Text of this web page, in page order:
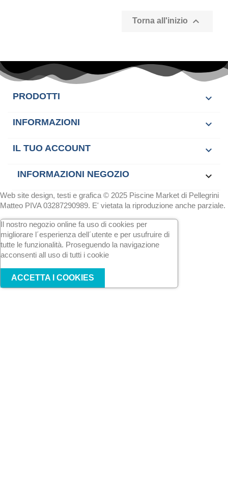
Torna all'inizio 
PRODOTTI 
INFORMAZIONI 
IL TUO ACCOUNT 
INFORMAZIONI NEGOZIO keyboard_arrow_down
Web site design, testi e grafica © 2025 Piscine Market di Pellegrini
Matteo PIVA 03287290989. E' vietata la riproduzione anche parziale.
Il nostro negozio online fa uso di cookies per
migliorare l´esperienza dell´utente e per usufruire di
tutte le funzionalità. Proseguendo la navigazione
acconsenti all uso di tutti i cookie
ACCETTA I COOKIES